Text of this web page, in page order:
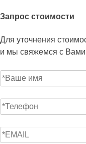
Запрос стоимости
Для уточнения
и мы свяжемся с